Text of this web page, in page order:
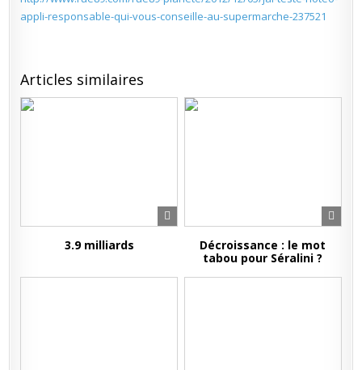
appli-responsable-qui-vous-conseille-au-supermarche-237521
Articles similaires
3.9 milliards
Décroissance : le mot
tabou pour Séralini ?